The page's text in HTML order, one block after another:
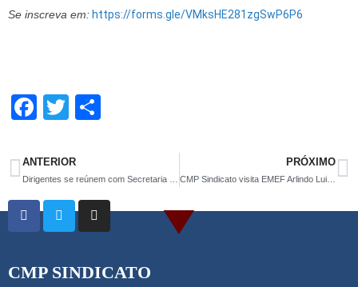
Se inscreva em: https://forms.gle/VMksHE281zgSwP6P6
F
ce
b
o
o
k
T
tt
er e
ANTERIOR PRÓXIMO
CMP Sindicato visita EMEF Arlindo Luiz Osório
CMP SINDICATO